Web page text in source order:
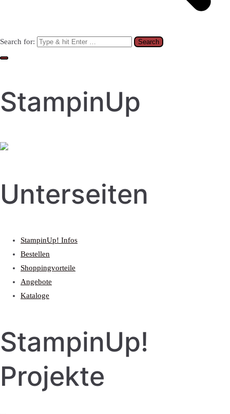
Search for:
StampinUp
Unterseiten
StampinUp! Infos
Bestellen
Shoppingvorteile
Angebote
Kataloge
StampinUp!
Projekte